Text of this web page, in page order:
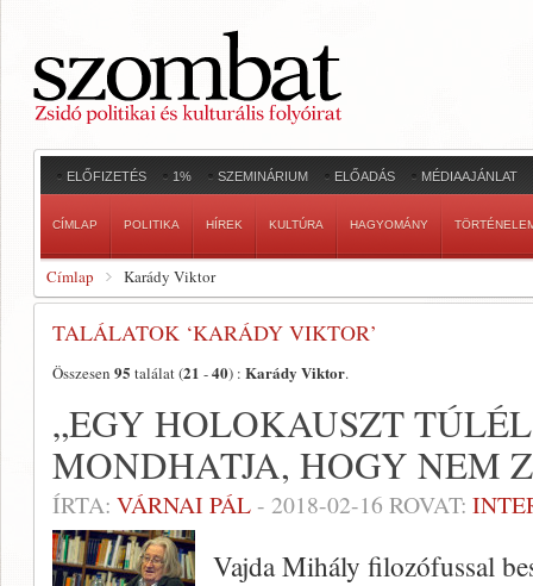
ELŐFIZETÉS 1% SZEMINÁRIUM ELŐADÁS MÉDIAAJÁNLAT
CÍMLAP POLITIKA HÍREK KULTÚRA HAGYOMÁNY
Címlap Karády Viktor
TALÁLATOK ‘KARÁDY VIKTOR’
Összesen 95 találat (21 -40) : Karády Viktor.
„EGY HOLOKAUSZT
MONDHATJA, HOGY NEM
ÍRTA: VÁRNAI PÁL- 2018-02-16 ROVAT:
Vajda Mihály filozófussal